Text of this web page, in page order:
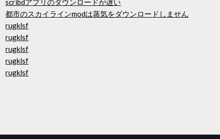
scribdアプリのダウンロードが遅い
都市のスカイラインmodは蒸気をダウンロードしません
rugklsf
rugklsf
rugklsf
rugklsf
rugklsf